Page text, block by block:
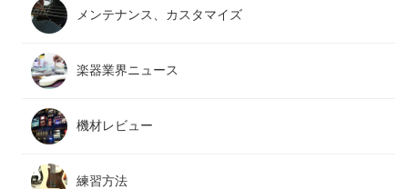
メンテナンス、カスタマイズ
楽器業界ニュース
機材レビュー
練習方法